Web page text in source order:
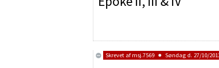
Skrevet afmsj.7569 Søndag d. 27/10/